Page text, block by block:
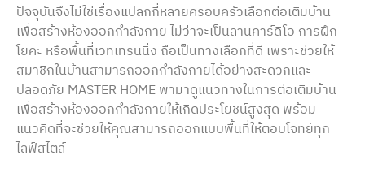
ปัจจุบันจึงไม่ใช่เรื่องแปลกกี่หลายครอบครัวเลือกต่อเติมบ้าน
เพื่อสร้างห้องออกกำลังกาย ไม่ว่าจะเป็นลานคาร์ดิโอ การฝึก
โยคะ หรือพื้นที่เวทเทรนนิ่ง ถือเป็นทางเลือกที่ดี เพราะช่วยให้
สมาชิกในบ้านสามารถออกกำลังกายได้อย่างสะดวกและ
ปลอดภัย MASTER HOME พามาดูแนวทางในการต่อเติมบ้าน
เพื่อสร้างห้องออกกำลังกายให้เกิดประโยชน์สูงสุด พร้อม
แนวคิดที่จะช่วยให้คุณสามารถออกแบบพื้นที่ให้ตอบโจทย์ทุก
ไลฟ์สไตล์